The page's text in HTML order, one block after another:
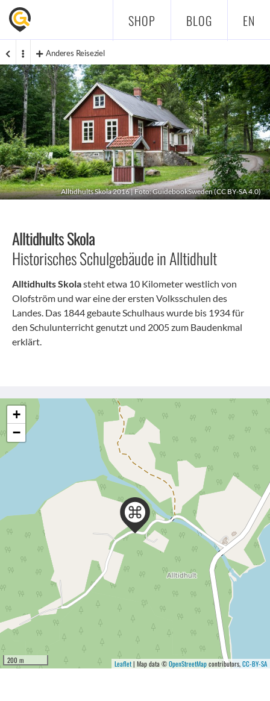
SHOP BLOG EN
Anderes Reiseziel
Alltidhults Skola 2016 | Foto: GuidebookSweden (CC BY-SA 4.0)
Alltidhults Skola
Historisches Schulgebäude in Alltidhult
Alltidhults Skolasteht etwa 10 Kilometer westlich von
Olofström und war eine der ersten Volksschulen des
Landes. Das 1844 gebaute Schulhaus wurde bis 1934 für
den Schulunterricht genutzt und 2005 zum Baudenkmal
erklärt.
+
−
200 m Leaflet| Map data ©OpenStreetMapcontributors,CC-BY-SA